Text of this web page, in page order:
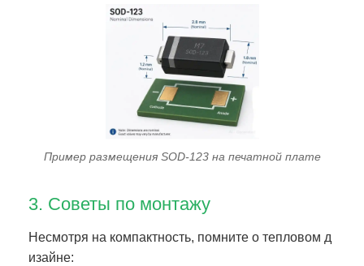
Пример размещения SOD-123 на печатной плате
3. Советы по монтажу
Несмотря на компактность, помните о тепловом д
изайне: